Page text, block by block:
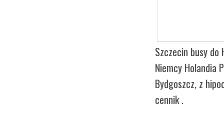
Szczecin busy do
Niemcy Holandia
Bydgoszcz, z
cennik .